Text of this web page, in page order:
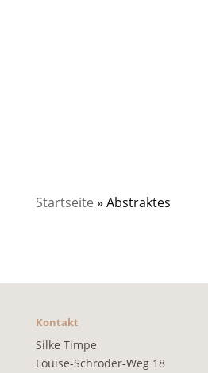
Startseite » Abstraktes
Kontakt
Silke Timpe
Louise-Schröder-Weg 18